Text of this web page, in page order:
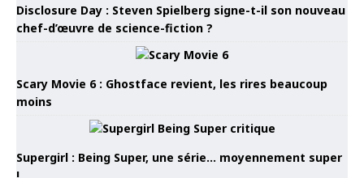
Disclosure Day : Steven Spielberg signe-t-il son nouveau
chef-d’œuvre de science-fiction ?
Scary Movie 6 : Ghostface revient, les rires beaucoup
moins
Supergirl : Being Super, une série… moyennement super